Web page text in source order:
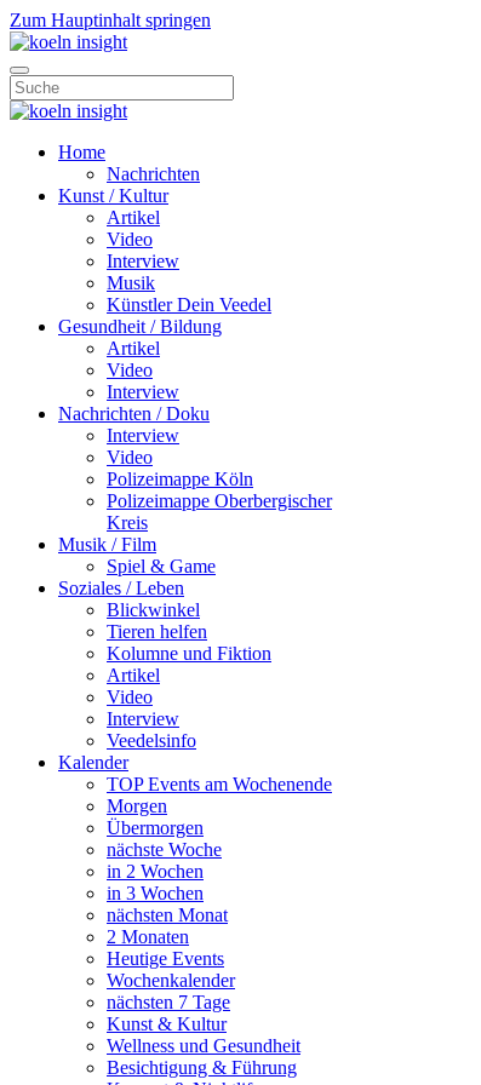
Zum Hauptinhalt springen
Home
Nachrichten
Kunst / Kultur
Artikel
Video
Interview
Musik
Künstler Dein Veedel
Gesundheit / Bildung
Artikel
Video
Interview
Nachrichten / Doku
Interview
Video
Polizeimappe Köln
Polizeimappe Oberbergischer
Kreis
Musik / Film
Spiel & Game
Soziales / Leben
Blickwinkel
Tieren helfen
Kolumne und Fiktion
Artikel
Video
Interview
Veedelsinfo
Kalender
TOP Events am Wochenende
Morgen
Übermorgen
nächste Woche
in 2 Wochen
in 3 Wochen
nächsten Monat
2 Monaten
Heutige Events
Wochenkalender
nächsten 7 Tage
Kunst & Kultur
Wellness und Gesundheit
Besichtigung & Führung